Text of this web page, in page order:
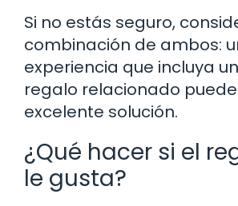
Si no estás seguro,
combinación de ambos:
experiencia que incluya
regalo relacionado
excelente solución.
¿Qué hacer si el
le gusta?